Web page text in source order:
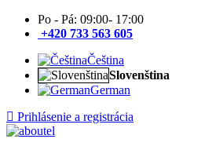
Po - Pá: 09:00- 17:00
+420 733 563 605
Čeština
Slovenština
German
Prihlásenie a registrácia